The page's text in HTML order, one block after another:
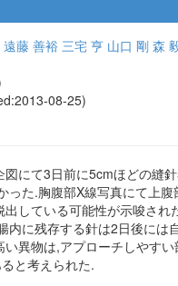
遠藤 善裕 三宅 亨 山口 剛 森
08-25)
にて3日前に5cmほどの縫
た.胸腹部X線写真にて上
している可能性が示唆さ
に残存する針は2日後に
異物は,アプローチしやす
と考えられた.